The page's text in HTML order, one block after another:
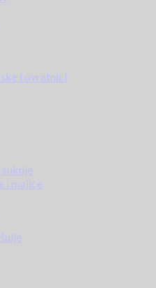
i ovratnici
suknje
i majice